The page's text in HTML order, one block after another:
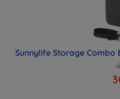
Sunnylife Storage Combo